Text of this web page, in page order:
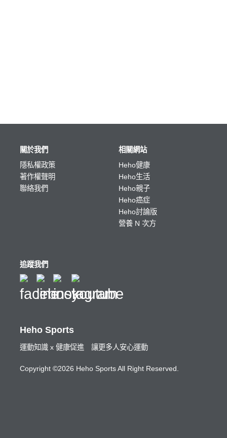
Heho Sports
運動知識 x 健康促進 讓更多人安心運動
Copyright ©2026 Heho Sports All Right Reserved.
關於我們
隱私權政策
著作權聲明
聯絡我們
相關網站
Heho健康
Heho生活
Heho親子
Heho癌症
Heho討論版
營養 N 次方
追蹤我們